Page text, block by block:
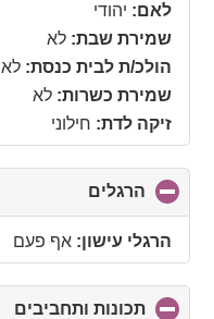
contents
לאם: יהודי
שמירת שבת: לא
הולכ/ת לבית כנסת: לא
שמירת כשרות: לא
זיקה לדת: חילוני
הרגלים
to
collapse
contents
הרגלי עישון: אף פעם
תכונות ותחביבים